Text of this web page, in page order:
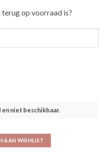
op voorraad is?
niet beschikbaar.
AAN WISHLIST